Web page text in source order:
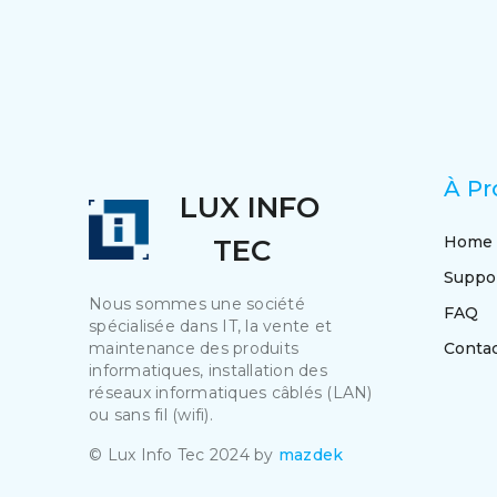
LUX INFO
TEC
Nous sommes une société
spécialisée dans IT, la vente et
maintenance des produits
informatiques, installation des
réseaux informatiques câblés (LAN)
ou sans fil (wifi).
© Lux Info Tec 2024 by mazdek
À
Home
FAQ